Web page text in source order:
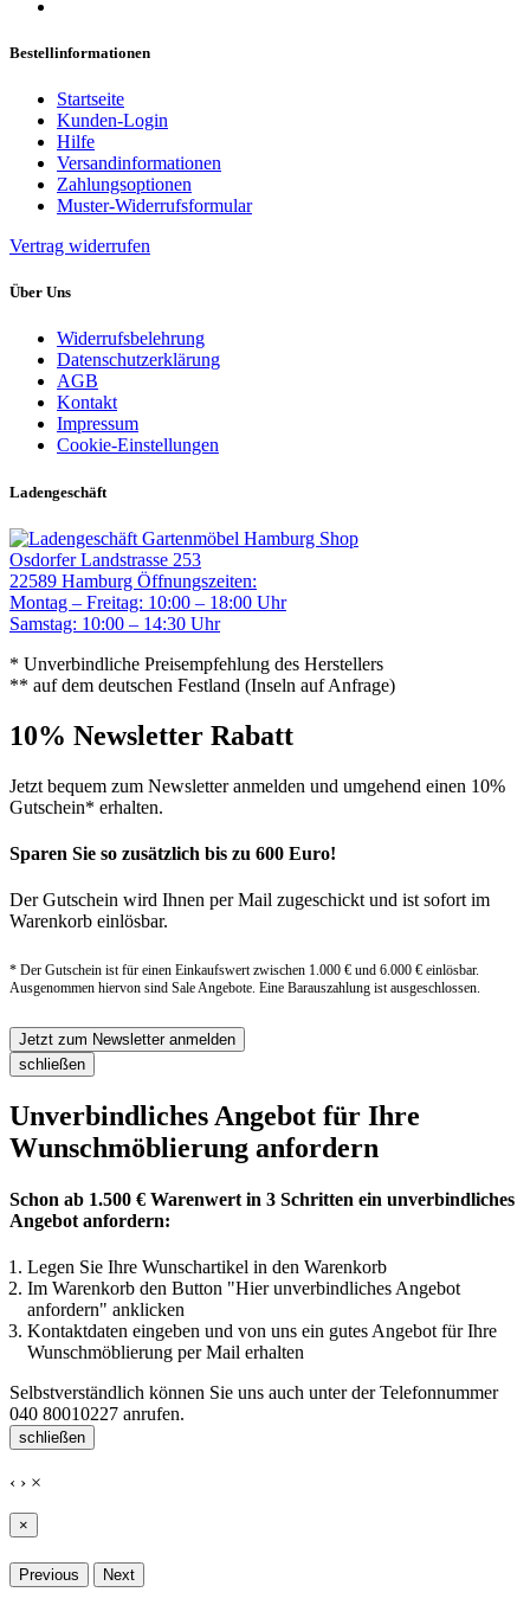
Bestellinformationen
Startseite
Kunden-Login
Hilfe
Versandinformationen
Zahlungsoptionen
Muster-Widerrufsformular
Vertrag widerrufen
Über Uns
Widerrufsbelehrung
Datenschutzerklärung
AGB
Kontakt
Impressum
Cookie-Einstellungen
Ladengeschäft
Gartenmöbel Hamburg Shop
Osdorfer Landstrasse 253
22589 Hamburg Öffnungszeiten:
Montag – Freitag: 10:00 – 18:00 Uhr
Samstag: 10:00 – 14:30 Uhr
* Unverbindliche Preisempfehlung des Herstellers
** auf dem deutschen Festland (Inseln auf Anfrage)
10% Newsletter Rabatt
Jetzt bequem zum Newsletter anmelden und umgehend einen 10%
Gutschein* erhalten.
Sparen Sie so zusätzlich bis zu 600 Euro!
Der Gutschein wird Ihnen per Mail zugeschickt und ist sofort im
Warenkorb einlösbar.
* Der Gutschein ist für einen Einkaufswert zwischen 1.000 € und 6.000 € einlösbar.
Ausgenommen hiervon sind Sale Angebote. Eine Barauszahlung ist ausgeschlossen.
Jetzt zum Newsletter anmelden
schließen
Unverbindliches Angebot für Ihre
Wunschmöblierung anfordern
Schon ab 1.500 € Warenwert in 3 Schritten ein unverbindliches
Angebot anfordern:
Legen Sie Ihre Wunschartikel in den Warenkorb
Im Warenkorb den Button "Hier unverbindliches Angebot
anfordern" anklicken
Kontaktdaten eingeben und von uns ein gutes Angebot für Ihre
Wunschmöblierung per Mail erhalten
Selbstverständlich können Sie uns auch unter der Telefonnummer
040 80010227 anrufen.
schließen
‹ › ×
×
Previous Next